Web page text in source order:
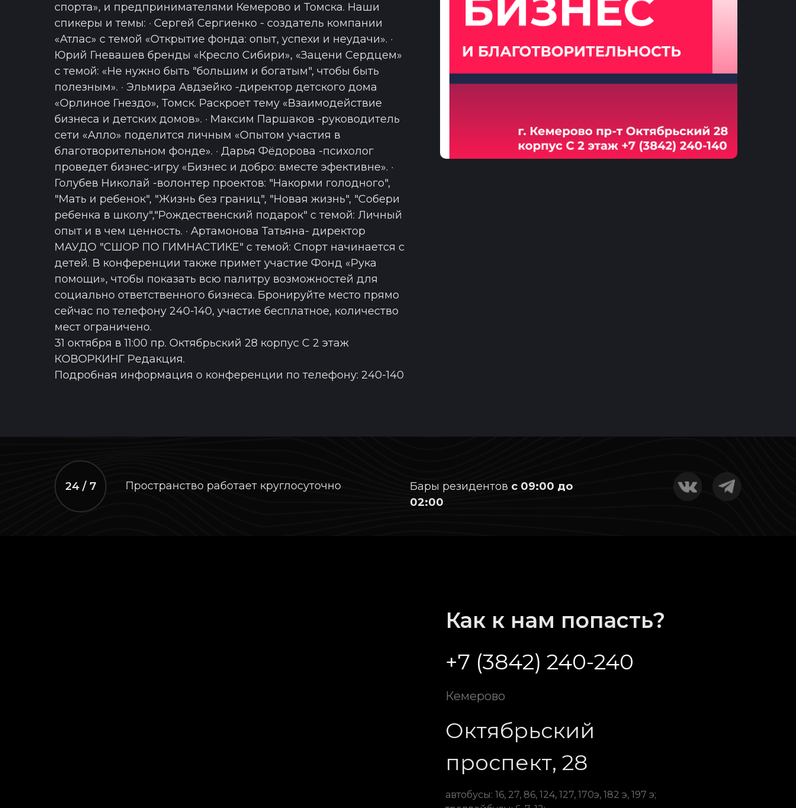
спорта», и предпринимателями Кемерово и Томска. Наши
спикеры и темы: · Сергей Сергиенко - создатель компании
«Атлас» с темой «Открытие фонда: опыт, успехи и неудачи». ·
Юрий Гневашев бренды «Кресло Сибири», «Зацени Сердцем»
с темой: «Не нужно быть "большим и богатым", чтобы быть
полезным». · Эльмира Авдзейко -директор детского дома
«Орлиное Гнездо», Томск. Раскроет тему «Взаимодействие
бизнеса и детских домов». · Максим Паршаков -руководитель
сети «Алло» поделится личным «Опытом участия в
благотворительном фонде». · Дарья Фёдорова -психолог
проведет бизнес-игру «Бизнес и добро: вместе эфективне». ·
Голубев Николай -волонтер проектов: "Накорми голодного",
"Мать и ребенок", "Жизнь без границ", "Новая жизнь", "Собери
ребенка в школу","Рождественский подарок" с темой: Личный
опыт и в чем ценность. · Артамонова Татьяна- директор
МАУДО "СШОР ПО ГИМНАСТИКЕ" с темой: Спорт начинается с
детей. В конференции также примет участие Фонд «Рука
помощи», чтобы показать всю палитру возможностей для
социально ответственного бизнеса. Бронируйте место прямо
сейчас по телефону 240-140, участие бесплатное, количество
мест ограничено.
31 октября в 11:00 пр. Октябрьский 28 корпус С 2 этаж
КОВОРКИНГ Редакция.
Подробная информация о конференции по телефону: 240-140
24 / 7 Пространство работает круглосуточно Бары резидентов с 09:00 до
02:00
Как к нам попасть?
+7 (3842) 240-240
Октябрьский
проспект, 28
Кемерово
автобусы: 16, 27, 86, 124, 127, 170э, 182 э, 197 э;